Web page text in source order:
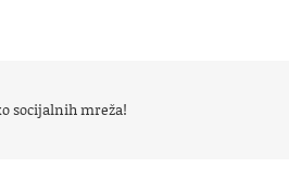
socijalnih mreža!